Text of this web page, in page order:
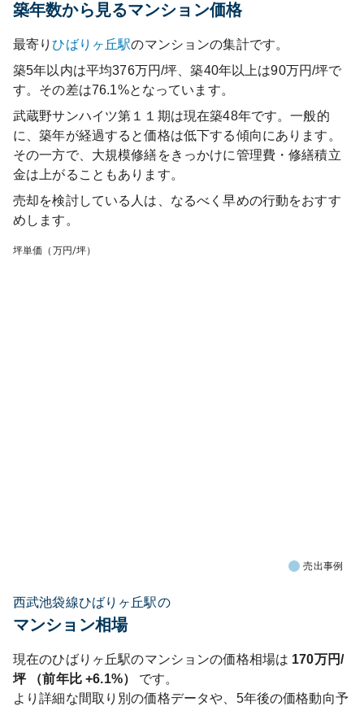
築年数から見るマンション価格
最寄りひばりヶ丘駅のマンションの集計です。
築5年以内は平均376万円/坪、築40年以上は90万円/坪で
す。その差は76.1%となっています。
武蔵野サンハイツ第１１期は現在築48年です。一般的
に、築年が経過すると価格は低下する傾向にあります。
その一方で、大規模修繕をきっかけに管理費・修繕積立
金は上がることもあります。
売却を検討している人は、なるべく早めの行動をおすす
めします。
坪単価（万円/坪）
売出事例
西武池袋線ひばりヶ丘駅の
マンション相場
現在のひばりヶ丘駅のマンションの価格相場は 170万円/
坪 （前年比+6.1%）
です。
より詳細な間取り別の価格データや、5年後の価格動向予